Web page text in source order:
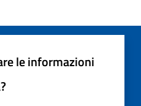
le informazioni